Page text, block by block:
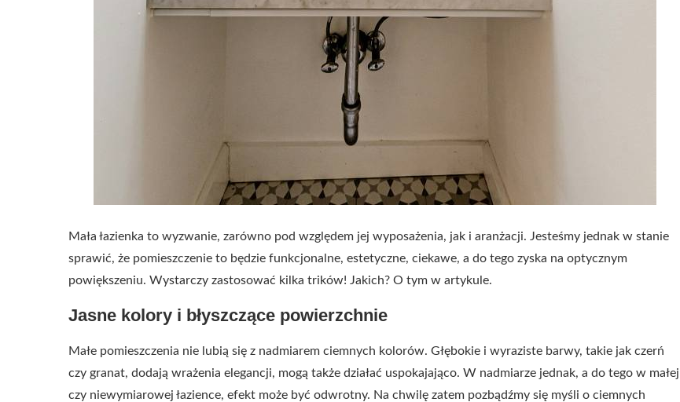
Mała łazienka to wyzwanie, zarówno pod względem jej wyposażenia, jak i aranżacji. Jesteśmy jednak w stanie
sprawić, że pomieszczenie to będzie funkcjonalne, estetyczne, ciekawe, a do tego zyska na optycznym
powiększeniu. Wystarczy zastosować kilka trików! Jakich? O tym w artykule.
Jasne kolory i błyszczące powierzchnie
Małe pomieszczenia nie lubią się z nadmiarem ciemnych kolorów. Głębokie i wyraziste barwy, takie jak czerń
czy granat, dodają wrażenia elegancji, mogą także działać uspokajająco. W nadmiarze jednak, a do tego w małej
czy niewymiarowej łazience, efekt może być odwrotny. Na chwilę zatem pozbądźmy się myśli o ciemnych